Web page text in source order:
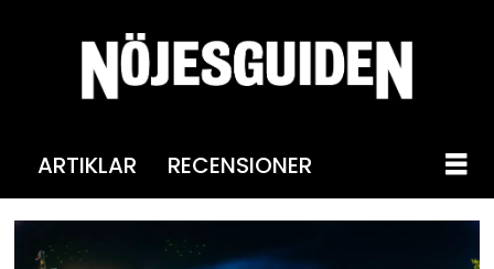
ARTIKLAR RECENSIONER